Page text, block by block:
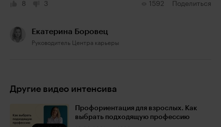
8 3 1592 Поделиться
Екатерина Боровец
Руководитель Центра карьеры
Другие видео интенсива
Профориентация для взрослых. Как
выбрать подходящую профессию